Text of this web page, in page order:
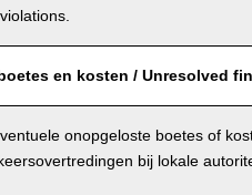
en kosten / Unresolved
onopgeloste boetes of
bij lokale